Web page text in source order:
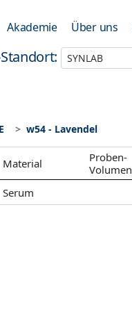
Akademie Über uns
w54 - Lavendel
Material
Proben-
Volumen
Serum